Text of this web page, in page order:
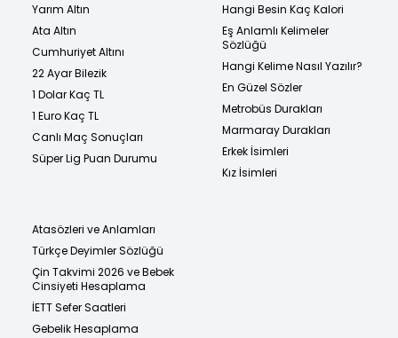
Yarım Altın
Ata Altın
Cumhuriyet Altını
22 Ayar Bilezik
1 Dolar Kaç TL
1 Euro Kaç TL
Canlı Maç Sonuçları
Süper Lig Puan Durumu
Hangi Besin Kaç Kalori
Eş Anlamlı Kelimeler
Sözlüğü
Hangi Kelime Nasıl Yazılır?
En Güzel Sözler
Metrobüs Durakları
Marmaray Durakları
Erkek İsimleri
Kız İsimleri
Atasözleri ve Anlamları
Türkçe Deyimler Sözlüğü
Çin Takvimi 2026 ve Bebek
Cinsiyeti Hesaplama
İETT Sefer Saatleri
Gebelik Hesaplama